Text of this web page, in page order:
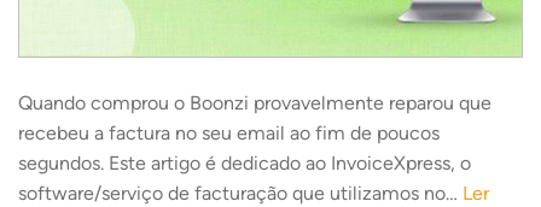
Quando comprou o Boonzi provavelmente reparou que
recebeu a factura no seu email ao fim de poucos
segundos. Este artigo é dedicado ao InvoiceXpress, o
software/serviço de facturação que utilizamos no… Ler